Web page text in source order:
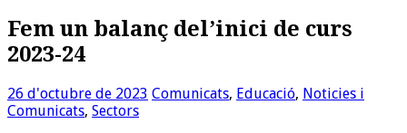
Fem un balanç del’inici de curs
2023-24
26 d'octubre de 2023 Comunicats, Educació, Noticies i
Comunicats, Sectors